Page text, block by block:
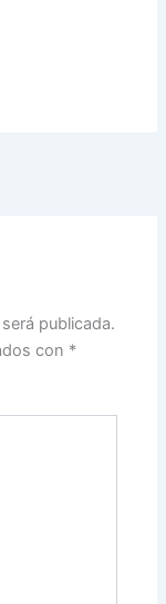
publicada.
con *